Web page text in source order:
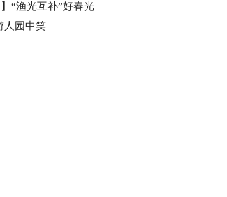
】“渔光互补”好春光
人园中笑